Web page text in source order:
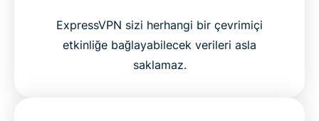
ExpressVPN sizi herhangi bir çevrimiçi
etkinliğe bağlayabilecek verileri asla
saklamaz.